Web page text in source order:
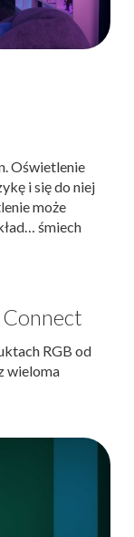
Oświetlenie
i się do niej
może
śmiech
RGB od
wieloma